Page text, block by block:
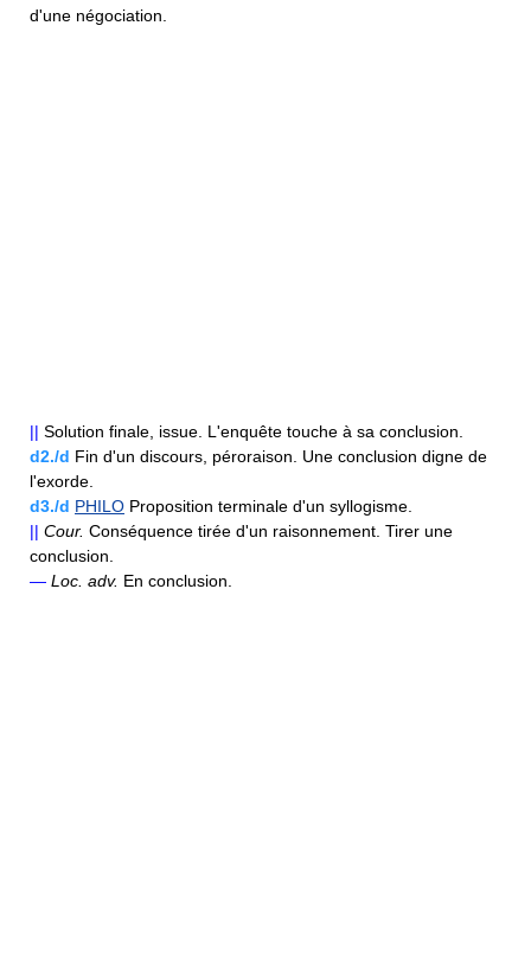
d'une négociation.
|| Solution finale, issue. L'enquête touche à sa conclusion.
d2./d Fin d'un discours, péroraison. Une conclusion digne de
l'exorde.
d3./d PHILO Proposition terminale d'un syllogisme.
|| Cour. Conséquence tirée d'un raisonnement. Tirer une
conclusion.
— Loc. adv. En conclusion.